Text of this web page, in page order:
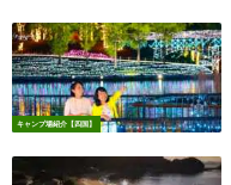
キャンプ場紹介【四国】